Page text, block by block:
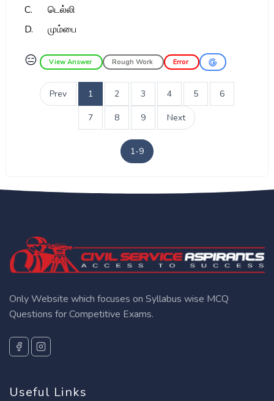
C.
டெல்லி
D.
மும்பை
😑 View Answer Rough Work Error
Prev 1 2 3 4 5 6
7 8 9 Next
1-9
Only Website which focuses on Syllabus wise MCQ
Questions for Competitive Exams.
Useful Links